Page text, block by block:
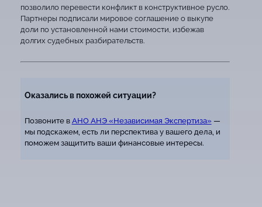
позволило перевести конфликт в конструктивное русло.
Партнеры подписали мировое соглашение о выкупе
доли по установленной нами стоимости, избежав
долгих судебных разбирательств.
Оказались в похожей ситуации?
Позвоните в АНО АНЭ «Независимая Экспертиза»—
мы подскажем, есть ли перспектива у вашего дела, и
поможем защитить ваши финансовые интересы.